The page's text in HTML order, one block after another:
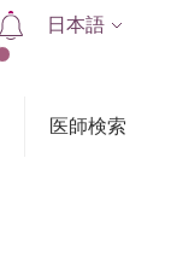
医師検索
日本語